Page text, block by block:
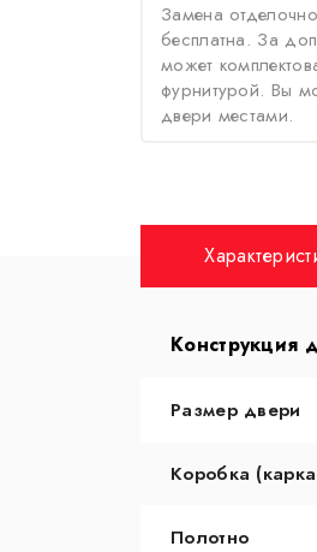
Замена
бесплатна. За
может
фурнитурой. Вы
двери местами.
Конструкция
Размер двери
Коробка
Полотно